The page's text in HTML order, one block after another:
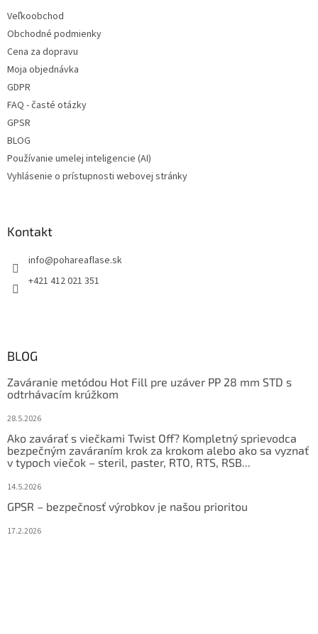
Veľkoobchod
Obchodné podmienky
Cena za dopravu
Moja objednávka
GDPR
FAQ - časté otázky
GPSR
BLOG
Používanie umelej inteligencie (AI)
Vyhlásenie o prístupnosti webovej stránky
Kontakt
info@pohareaflase.sk
+421 412 021 351
BLOG
Zaváranie metódou Hot Fill pre uzáver PP 28 mm STD s
odtrhávacím krúžkom
28.5.2026
Ako zavárať s viečkami Twist Off? Kompletný sprievodca
bezpečným zaváraním krok za krokom alebo ako sa vyznať
v typoch viečok – steril, paster, RTO, RTS, RSB...
14.5.2026
GPSR – bezpečnosť výrobkov je našou prioritou
17.2.2026